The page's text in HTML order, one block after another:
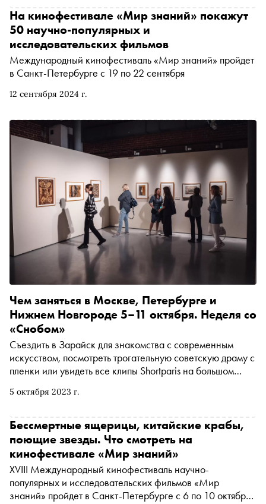
12 сентября 2024 г.
На кинофестивале «Мир знаний» покажут
50 научно-популярных и
исследовательских фильмов
Международный кинофестиваль «Мир знаний» пройдет
в Санкт-Петербурге с 19 по 22 сентября
5 октября 2023 г.
Чем заняться в Москве, Петербурге и
Нижнем Новгороде 5–11 октября. Неделя со
«Снобом»
Съездить в Зарайск для знакомства с современным
искусством, посмотреть трогательную советскую драму с
пленки или увидеть все клипы Shortparis на большом
сходить на ближайшей неделе
Бессмертные ящерицы, китайские крабы,
поющие звезды. Что смотреть на
кинофестивале «Мир знаний»
XVIII Международный кинофестиваль научно-
популярных и исследовательских фильмов «Мир
знаний» пройдет в Санкт-Петербурге с 6 по 10 октября